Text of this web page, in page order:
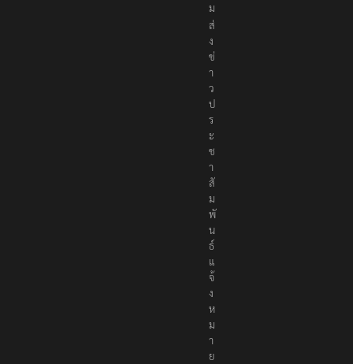
ม
ส่
ง
ข่
า
ว
ป
ร
ะ
ช
า
สั
ม
พั
น
ธ์
แ
จ้
ง
ห
ม
า
ย